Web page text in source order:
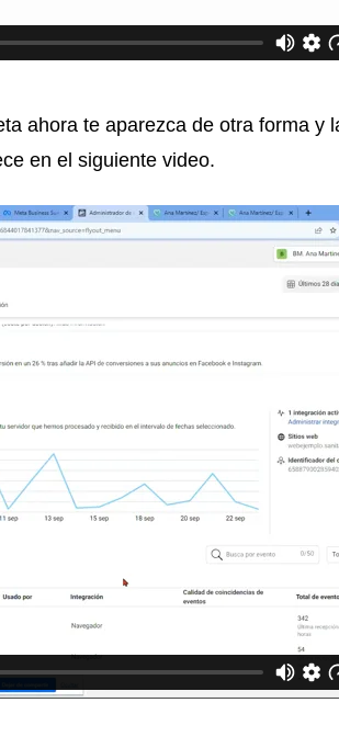
ahora te aparezca de otra forma y
en el siguiente video.